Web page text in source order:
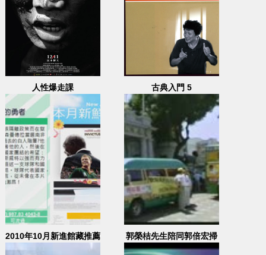
人性爆走課 古典入門 5
2010年10月新進館藏推薦
郭榮桔先生陪同郭倍宏掃
街拜票